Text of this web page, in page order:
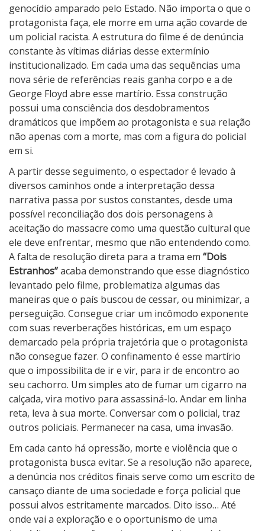
h
o
s
genocídio amparado pelo Estado. Não importa o que o
protagonista faça, ele morre em uma ação covarde de
um policial racista. A estrutura do filme é de denúncia
constante às vítimas diárias desse extermínio
institucionalizado. Em cada uma das sequências uma
nova série de referências reais ganha corpo e a de
George Floyd abre esse martírio. Essa construção
possui uma consciência dos desdobramentos
dramáticos que impõem ao protagonista e sua relação
não apenas com a morte, mas com a figura do policial
em si.
A partir desse seguimento, o espectador é levado à
diversos caminhos onde a interpretação dessa
narrativa passa por sustos constantes, desde uma
possível reconciliação dos dois personagens à
aceitação do massacre como uma questão cultural que
ele deve enfrentar, mesmo que não entendendo como.
A falta de resolução direta para a trama em “Dois
Estranhos”acaba demonstrando que esse diagnóstico
levantado pelo filme, problematiza algumas das
maneiras que o país buscou de cessar, ou minimizar, a
perseguição. Consegue criar um incômodo exponente
com suas reverberações históricas, em um espaço
demarcado pela própria trajetória que o protagonista
não consegue fazer. O confinamento é esse martírio
que o impossibilita de ir e vir, para ir de encontro ao
seu cachorro. Um simples ato de fumar um cigarro na
calçada, vira motivo para assassiná-lo. Andar em linha
reta, leva à sua morte. Conversar com o policial, traz
outros policiais. Permanecer na casa, uma invasão.
Em cada canto há opressão, morte e violência que o
protagonista busca evitar. Se a resolução não aparece,
a denúncia nos créditos finais serve como um escrito de
cansaço diante de uma sociedade e força policial que
possui alvos estritamente marcados. Dito isso… Até
onde vai a exploração e o oportunismo de uma